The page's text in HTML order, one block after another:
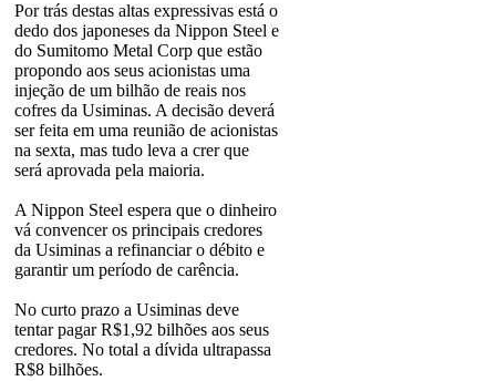
Por trás destas altas expressivas está o
dedo dos japoneses da Nippon Steel e
do Sumitomo Metal Corp que estão
propondo aos seus acionistas uma
injeção de um bilhão de reais nos
cofres da Usiminas. A decisão deverá
ser feita em uma reunião de acionistas
na sexta, mas tudo leva a crer que
será aprovada pela maioria.
A Nippon Steel espera que o dinheiro
vá convencer os principais credores
da Usiminas a refinanciar o débito e
garantir um período de carência.
No curto prazo a Usiminas deve
tentar pagar R$1,92 bilhões aos seus
credores. No total a dívida ultrapassa
R$8 bilhões.